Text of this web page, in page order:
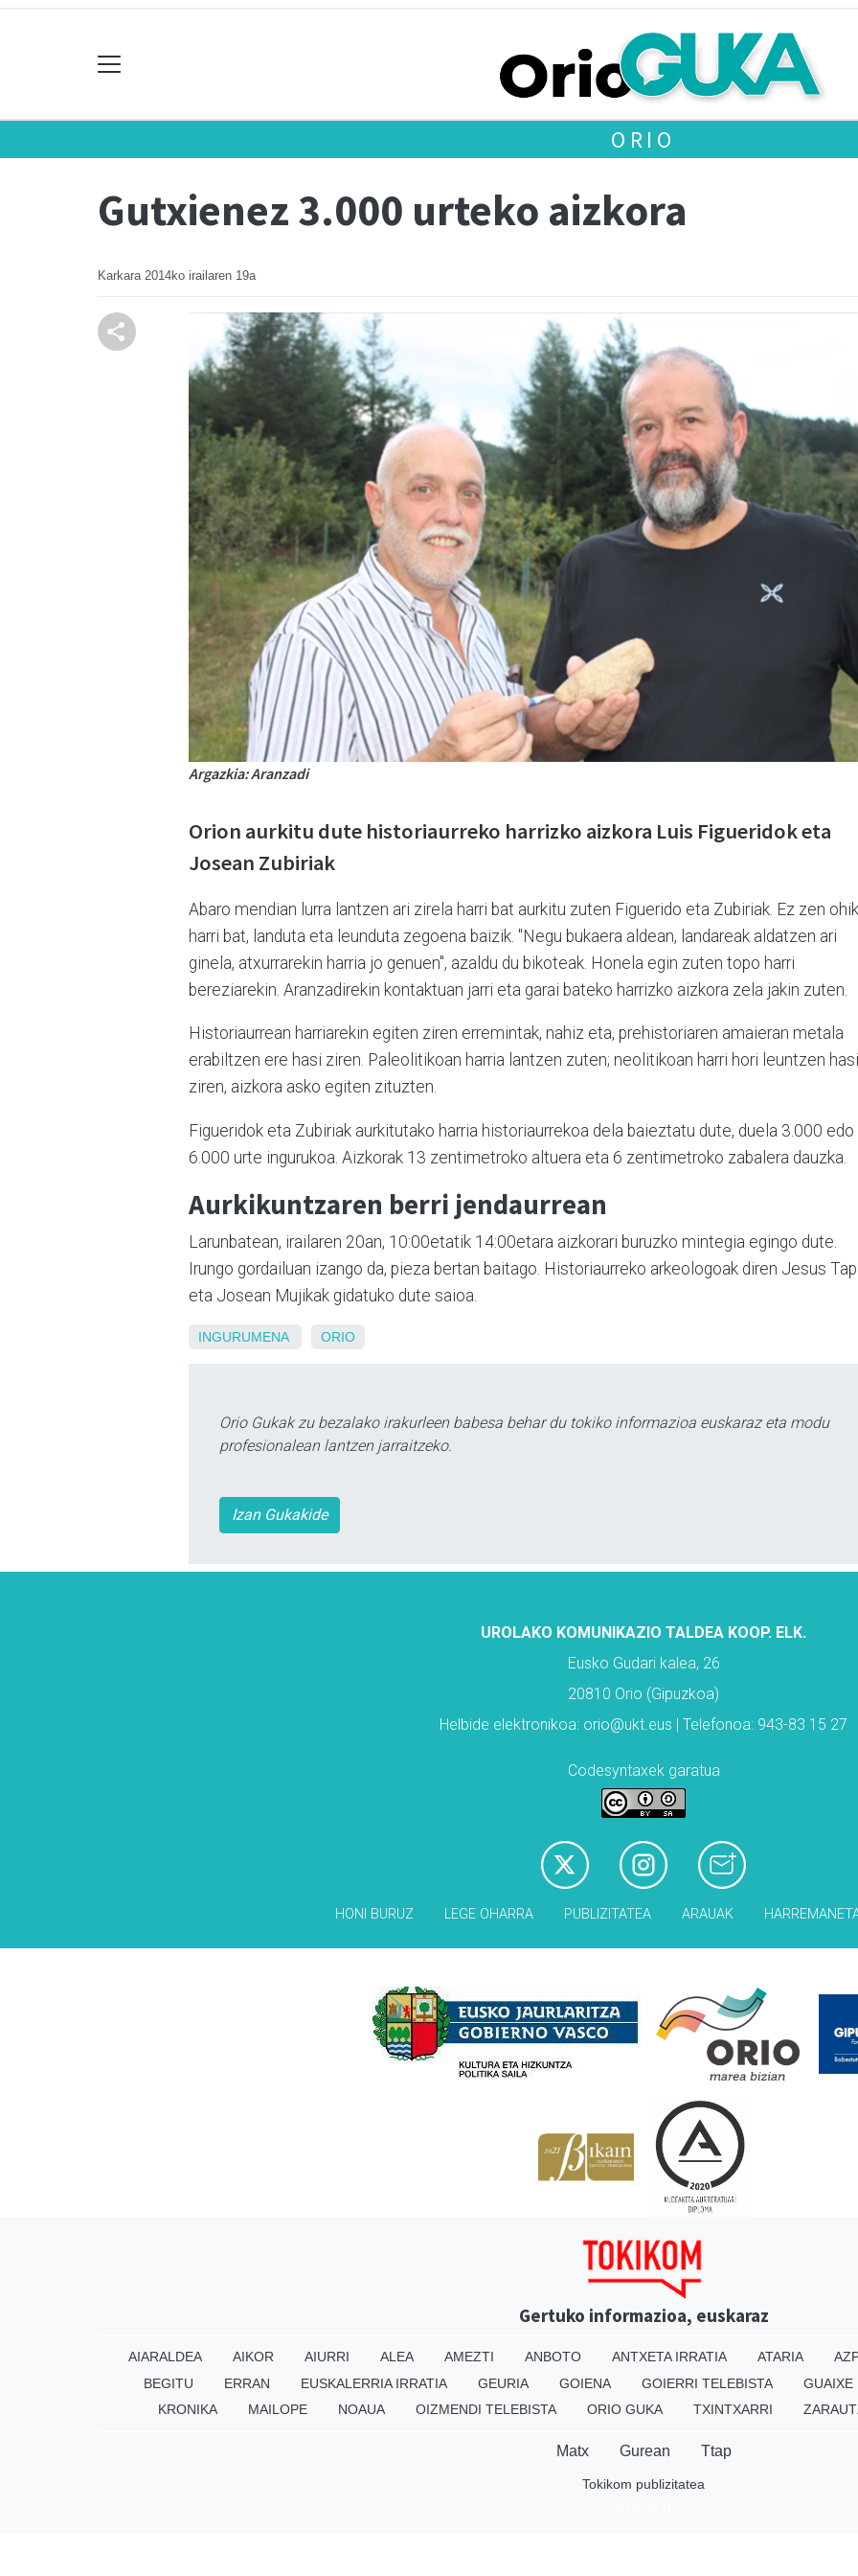
ORIO
Gutxienez 3.000 urteko aizkora
Karkara 2014ko irailaren 19a
Argazkia: Aranzadi
Orion aurkitu dute historiaurreko harrizko aizkora Luis Figueridok eta
Josean Zubiriak
Abaro mendian lurra lantzen ari zirela harri bat aurkitu zuten Figuerido eta Zubiriak. Ez zen
harri bat, landuta eta leunduta zegoena baizik. "Negu bukaera aldean, landareak aldatzen ari
ginela, atxurrarekin harria jo genuen", azaldu du bikoteak. Honela egin zuten topo harri
bereziarekin. Aranzadirekin kontaktuan jarri eta garai bateko harrizko aizkora zela jakin zuten.
Historiaurrean harriarekin egiten ziren erremintak, nahiz eta, prehistoriaren amaieran metala
erabiltzen ere hasi ziren. Paleolitikoan harria lantzen zuten; neolitikoan harri hori leuntzen hasi
ziren, aizkora asko egiten zituzten.
Figueridok eta Zubiriak aurkitutako harria historiaurrekoa dela baieztatu dute, duela 3.000 edo
6.000 urte ingurukoa. Aizkorak 13 zentimetroko altuera eta 6 zentimetroko zabalera dauzka.
Aurkikuntzaren berri jendaurrean
Larunbatean, irailaren 20an, 10:00etatik 14:00etara aizkorari buruzko mintegia egingo dute.
Irungo gordailuan izango da, pieza bertan baitago. Historiaurreko arkeologoak diren Jesus
eta Josean Mujikak gidatuko dute saioa.
INGURUMENA ORIO
Orio Gukak zu bezalako irakurleen babesa behar du tokiko informazioa euskaraz eta modu
profesionalean lantzen jarraitzeko.
Izan Gukakide
UROLAKO KOMUNIKAZIO TALDEA KOOP. ELK.
Eusko Gudari kalea, 26
20810 Orio (Gipuzkoa)
Helbide elektronikoa: orio@ukt.eus | Telefonoa: 943-83 15 27
Codesyntaxek garatua
HONI BURUZ LEGE OHARRA PUBLIZITATEA ARAUAK
Gertuko informazioa, euskaraz
AIARALDEA AIKOR AIURRI ALEA AMEZTI ANBOTO ANTXETA IRRATIA ATARIA
BEGITU
ERRAN EUSKALERRIA IRRATIA GEURIA GOIENA GOIERRI TELEBISTA GUAIXE
KRONIKA
MAILOPE NOAUA OIZMENDI TELEBISTA ORIO GUKA TXINTXARRI
Matx Gurean Ttap
Tokikom publizitatea